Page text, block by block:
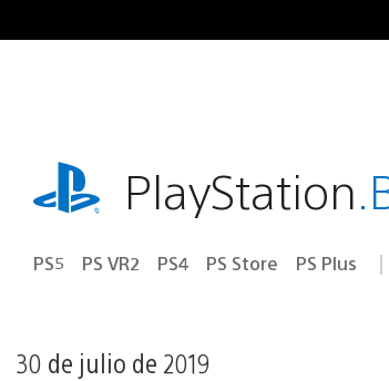
al
playstation.comPlayStation
PS5 PS VR2 PS4 PS Store PS Plus
30 de julio de 2019